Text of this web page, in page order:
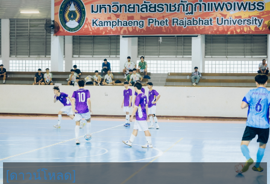
[ดาวน์โหลด]